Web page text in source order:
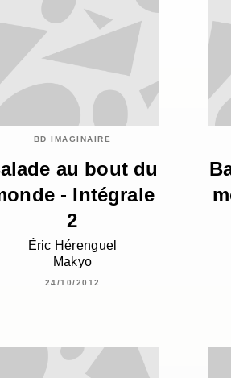
BD IMAGINAIRE
au bout du
- Intégrale
2
Éric Hérenguel
Makyo
24/10/2012